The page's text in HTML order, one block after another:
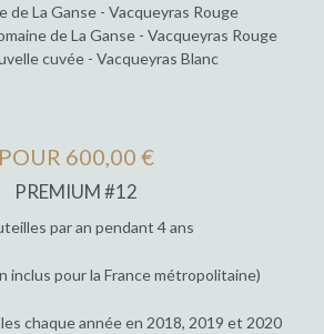
de La Ganse - Vacqueyras Rouge
de La Ganse - Vacqueyras Rouge
cuvée - Vacqueyras Blanc
POUR 600,00 €
PREMIUM #12
par an pendant 4 ans
inclus pour la France métropolitaine)
chaque année en 2018, 2019 et 2020